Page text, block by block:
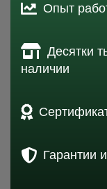
Опыт
Десятки
наличии
Гарантии